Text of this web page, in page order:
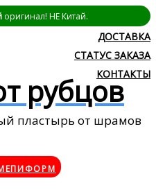
оригинал! НЕ Китай.
ДОСТАВКА
СТАТУС ЗАКАЗА
КОНТАКТЫ
рубцов
пластырь от шрамов